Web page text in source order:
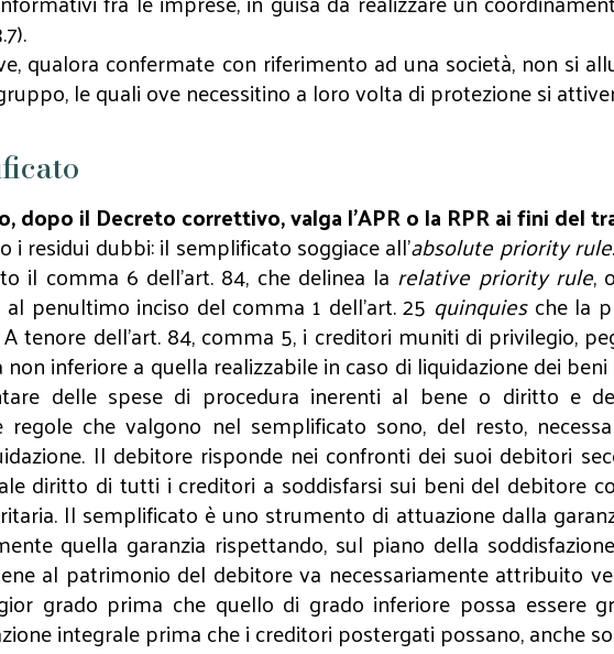
qualora confermate con riferimento ad una società, non si
le quali ove necessitino a loro volta di protezione si
dopo il Decreto correttivo, valga l’APR o la RPR ai fini del
residui dubbi: il semplificato soggiace all’absolute priority rule
il comma 6 dell’art. 84, che delinea la relative priority rule,
penultimo inciso del comma 1 dell’art. 25 quinquiesche la
A tenore dell’art. 84, comma 5, i creditori muniti di privilegio,
inferiore a quella realizzabile in caso di liquidazione dei
delle spese di procedura inerenti al bene o diritto e
regole che valgono nel semplificato sono, del resto,
Il debitore risponde nei confronti dei suoi debitori
diritto di tutti i creditori a soddisfarsi sui beni del debitore
Il semplificato è uno strumento di attuazione dalla
quella garanzia rispettando, sul piano della
al patrimonio del debitore va necessariamente attribuito
grado prima che quello di grado inferiore possa essere
integrale prima che i creditori postergati possano, anche